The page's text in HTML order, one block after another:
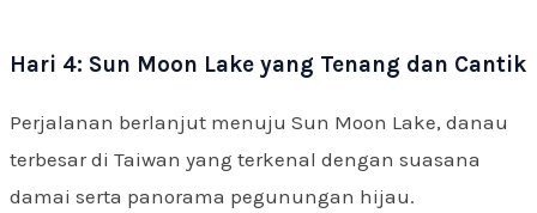
Hari 4: Sun Moon Lake yang Tenang dan Cantik
Perjalanan berlanjut menuju Sun Moon Lake, danau
terbesar di Taiwan yang terkenal dengan suasana
damai serta panorama pegunungan hijau.